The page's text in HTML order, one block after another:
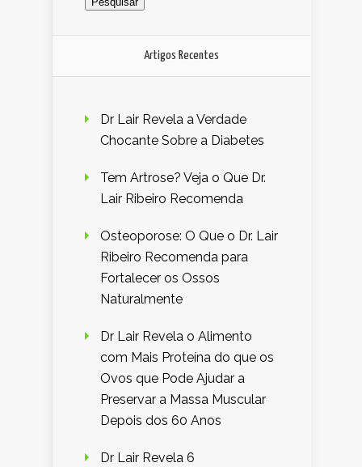
Artigos Recentes
Dr Lair Revela a Verdade
Chocante Sobre a Diabetes
Tem Artrose? Veja o Que Dr.
Lair Ribeiro Recomenda
Osteoporose: O Que o Dr. Lair
Ribeiro Recomenda para
Fortalecer os Ossos
Naturalmente
Dr Lair Revela o Alimento
com Mais Proteína do que os
Ovos que Pode Ajudar a
Preservar a Massa Muscular
Depois dos 60 Anos
Dr Lair Revela 6